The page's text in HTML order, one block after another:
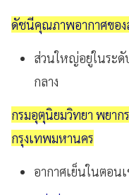
ดัชนีคุณภาพอากาศของ
ส่วนใหญ่อยู่ในระ
กลาง
กรมอุตุนิยมวิทยา พยา
กรุงเทพมหานคร
อากาศเย็นในตอน